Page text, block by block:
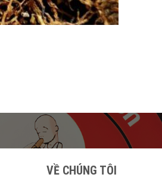
VỀ CHÚNG TÔI